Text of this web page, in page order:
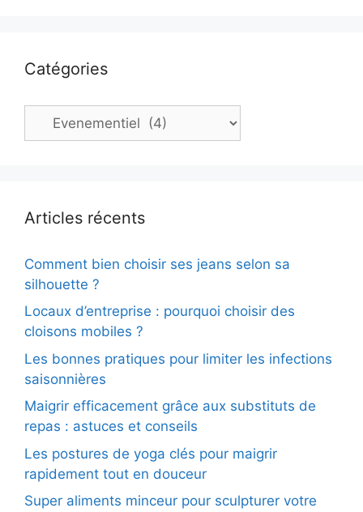
Catégories
Catégories
Articles récents
Comment bien choisir ses jeans selon sa
silhouette ?
Locaux d’entreprise : pourquoi choisir des
cloisons mobiles ?
Les bonnes pratiques pour limiter les infections
saisonnières
Maigrir efficacement grâce aux substituts de
repas : astuces et conseils
Les postures de yoga clés pour maigrir
rapidement tout en douceur
Super aliments minceur pour sculpturer votre